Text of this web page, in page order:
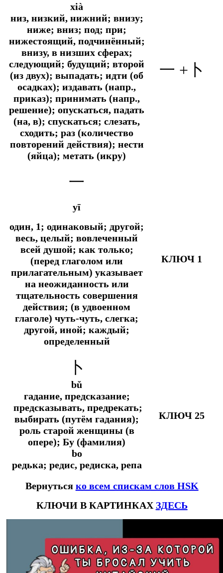
xià
низ, низкий, нижний; внизу;
ниже; вниз; под; при;
нижестоящий, подчинённый;
внизу, в низших сферах;
следующий; будущий; второй
(из двух); выпадать; идти (об
осадках); издавать (напр.,
приказ); принимать (напр.,
решение); опускаться, падать
(на, в); спускаться; слезать,
сходить; раз (количество
повторений действия); нести
(яйца); метать (икру)
一 +卜
一
yī
один, 1; одинаковый; другой;
весь, целый; вовлеченный
всей душой; как только;
(перед глаголом или
прилагательным) указывает
на неожиданность или
тщательность совершения
действия; (в удвоенном
глаголе) чуть-чуть, слегка;
другой, иной; каждый;
определенный
КЛЮЧ 1
卜
bǔ
гадание, предсказание;
предсказывать, предрекать;
выбирать (путём гадания);
роль старой женщины (в
опере); Бу (фамилия)
bo
редька; редис, редиска, репа
КЛЮЧ 25
Вернуться ко всем спискам слов HSK
КЛЮЧИ В КАРТИНКАХ ЗДЕСЬ